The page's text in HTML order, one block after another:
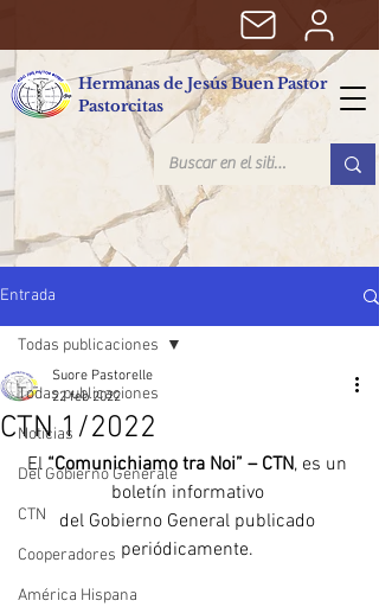
Hermanas de Jesús Buen Pastor
Pastorcitas
Entrada
Todas publicaciones
Noticias
Del Gobierno Generale
CTN
Cooperadores
América Hispana
Todas publicaciones
CTN 1/2022
Suore Pastorelle
22 feb 2022
El “Comunichiamo tra Noi” – CTN, es un
boletín informativo
del Gobierno General publicado
periódicamente.